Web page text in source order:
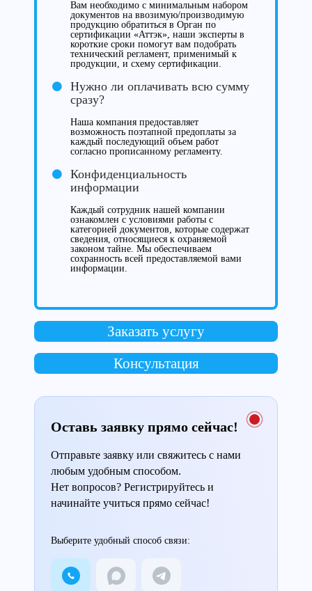
Вам необходимо с минимальным набором
документов на ввозимую/производимую
продукцию обратиться в Орган по
сертификации «Аттэк», наши эксперты в
короткие сроки помогут вам подобрать
технический регламент, применимый к
продукции, и схему сертификации.
Нужно ли оплачивать всю сумму
сразу?
Наша компания предоставляет
возможность поэтапной предоплаты за
каждый последующий объем работ
согласно прописанному регламенту.
Конфиденциальность
информации
Каждый сотрудник нашей компании
ознакомлен с условиями работы с
категорией документов, которые содержат
сведения, относящиеся к охраняемой
законом тайне. Мы обеспечиваем
сохранность всей предоставляемой вами
информации.
Заказать услугу
Консультация
Оставь заявку прямо сейчас!
Отправьте заявку или свяжитесь с нами
любым удобным способом.
Нет вопросов? Регистрируйтесь и
начинайте учиться прямо сейчас!
Выберите удобный способ связи: